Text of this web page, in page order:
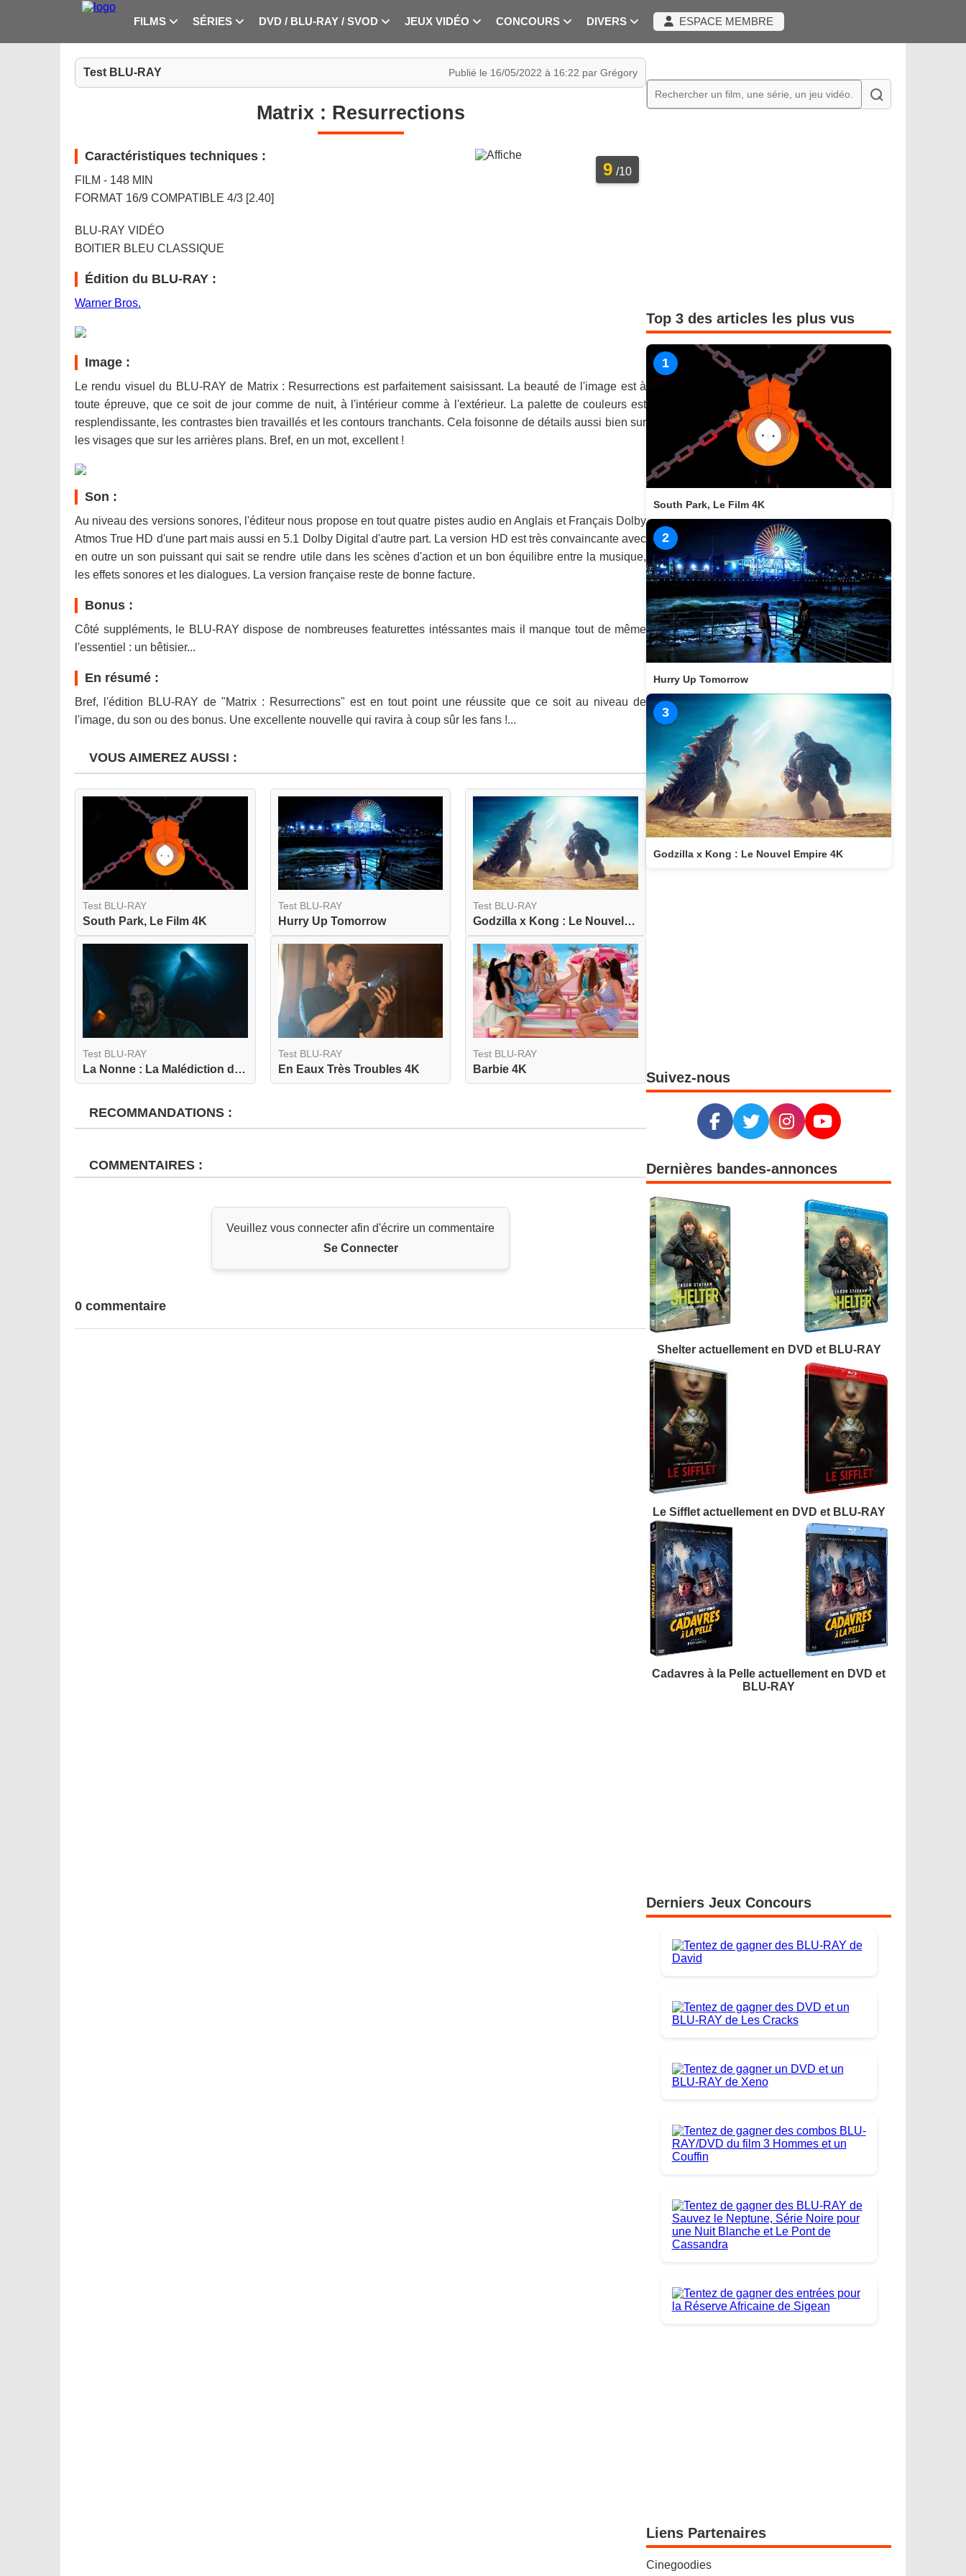
FILMS SÉRIES DVD / BLU-RAY / SVOD JEUX VIDÉO CONCOURS DIVERS ESPACE MEMBRE
Test BLU-RAY Publié le 16/05/2022 à 16:22 par Grégory
Matrix : Resurrections
9 /10
Caractéristiques techniques :
FILM - 148 MIN
FORMAT 16/9 COMPATIBLE 4/3 [2.40]
BLU-RAY VIDÉO
BOITIER BLEU CLASSIQUE
Édition du BLU-RAY :
Warner Bros.
Image :
Le rendu visuel du BLU-RAY de Matrix : Resurrections est parfaitement saisissant. La beauté de l'image est à
toute épreuve, que ce soit de jour comme de nuit, à l'intérieur comme à l'extérieur. La palette de couleurs est
resplendissante, les contrastes bien travaillés et les contours tranchants. Cela foisonne de détails aussi bien sur
les visages que sur les arrières plans. Bref, en un mot, excellent !
Son :
Au niveau des versions sonores, l'éditeur nous propose en tout quatre pistes audio en Anglais et Français Dolby
Atmos True HD d'une part mais aussi en 5.1 Dolby Digital d'autre part. La version HD est très convaincante avec
en outre un son puissant qui sait se rendre utile dans les scènes d'action et un bon équilibre entre la musique,
les effets sonores et les dialogues. La version française reste de bonne facture.
Bonus :
Côté suppléments, le BLU-RAY dispose de nombreuses featurettes intéssantes mais il manque tout de même
l'essentiel : un bêtisier...
En résumé :
Bref, l'édition BLU-RAY de "Matrix : Resurrections" est en tout point une réussite que ce soit au niveau de
l'image, du son ou des bonus. Une excellente nouvelle qui ravira à coup sûr les fans !...
VOUS AIMEREZ AUSSI :
Test BLU-RAY
South Park, Le Film 4K
Test BLU-RAY
Hurry Up Tomorrow
Test BLU-RAY
Godzilla x Kong : Le Nouvel Empire 4K
Test BLU-RAY
La Nonne : La Malédiction de Sainte Lucie 4K
Test BLU-RAY
En Eaux Très Troubles 4K
Test BLU-RAY
Barbie 4K
RECOMMANDATIONS :
COMMENTAIRES :
Veuillez vous connecter afin d'écrire un commentaire
Se Connecter
0 commentaire
Top 3 des articles les plus vus
1
South Park, Le Film 4K
2
Hurry Up Tomorrow
3
Godzilla x Kong : Le Nouvel Empire 4K
Suivez-nous
Dernières bandes-annonces
Shelter actuellement en DVD et BLU-RAY
Le Sifflet actuellement en DVD et BLU-RAY
Cadavres à la Pelle actuellement en DVD et
BLU-RAY
Derniers Jeux Concours
Liens Partenaires
Cinegoodies